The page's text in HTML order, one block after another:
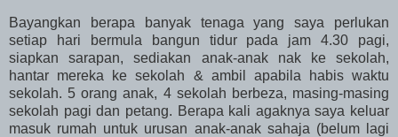
Bayangkan berapa banyak tenaga yang saya perlukan
setiap hari bermula bangun tidur pada jam 4.30 pagi,
siapkan sarapan, sediakan anak-anak nak ke sekolah,
hantar mereka ke sekolah & ambil apabila habis waktu
sekolah. 5 orang anak, 4 sekolah berbeza, masing-masing
sekolah pagi dan petang. Berapa kali agaknya saya keluar
masuk rumah untuk urusan anak-anak sahaja (belum lagi